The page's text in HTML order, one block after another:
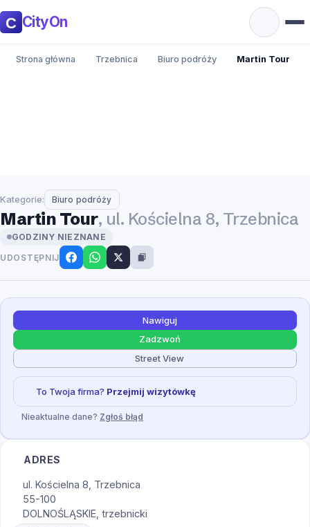
CityOn
Strona główna Trzebnica Biuro podróży Martin Tour
Kategorie: Biuro podróży
Martin Tour, ul. Kościelna 8, Trzebnica
GODZINY NIEZNANE
UDOSTĘPNIJ
Nawiguj
Zadzwoń
Street View
To Twoja firma? Przejmij wizytówkę
Nieaktualne dane? Zgłoś błąd
ADRES
ul. Kościelna 8, Trzebnica
55-100
DOLNOŚLĄSKIE, trzebnicki